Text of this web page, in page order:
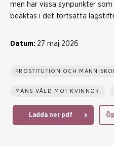
men har vissa synpunkter
beaktas i det fortsatta
Datum: 27 maj 2026
PROSTITUTION OCH
MÄNS VÅLD MOT KVINNOR
Ladda ner pdf